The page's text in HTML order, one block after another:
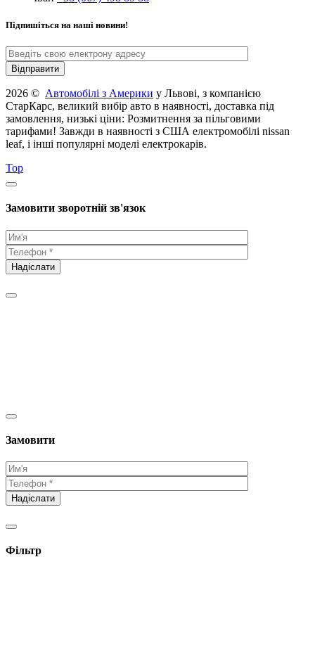
Підпишіться на наші новини!
2026 © Автомобілі з Америки у Львові, з компанією
СтарКарс, великий вибір авто в наявності, доставка під
замовлення, низькі ціни: Розмитнення за пільговими
тарифами! Завжди в наявності з США електромобілі nissan
leaf, і інші популярні моделі електрокарів.
Top
Замовити зворотній зв'язок
Замовити
Фільтр